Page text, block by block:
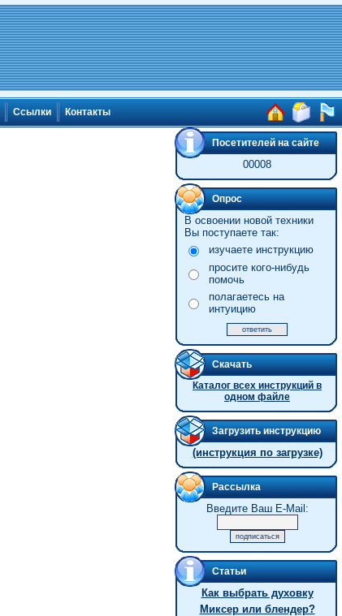
Ссылки Контакты
Посетителей на сайте
00008
Опрос
В освоении новой техники
Вы поступаете так:
изучаете инструкцию
просите кого-нибудь
помочь
полагаетесь на
интуицию
Скачать
Каталог всех инструкций в
одном файле
Загрузить инструкцию
(инструкция по загрузке)
Рассылка
Введите Ваш E-Mail:
Статьи
Как выбрать духовку
Миксер или блендер?